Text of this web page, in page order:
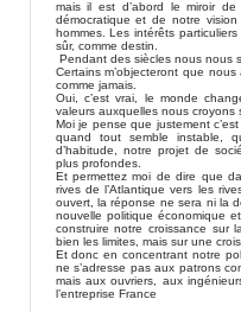
mais il est d’abord le miroir
démocratique et de notre
hommes. Les intérêts
sûr, comme destin.
Pendant des siècles nous nous
Certains m’objecteront que
comme jamais.
Oui, c’est vrai, le monde
valeurs auxquelles nous croyons
Moi je pense que justement
quand tout semble instable,
d’habitude, notre projet de
plus profondes.
Et permettez moi de dire que
rives de l’Atlantique vers les
ouvert, la réponse ne sera ni la
nouvelle politique économique
construire notre croissance sur
bien les limites, mais sur une
Et donc en concentrant notre
ne s’adresse pas aux patrons
mais aux ouvriers, aux
l’entreprise France